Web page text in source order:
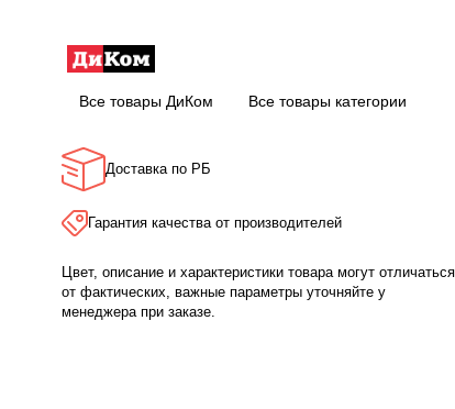
Все товары ДиКом Все товары категории
Доставка по РБ
Гарантия качества от производителей
Цвет, описание и характеристики товара могут отличаться
от фактических, важные параметры уточняйте у
менеджера при заказе.